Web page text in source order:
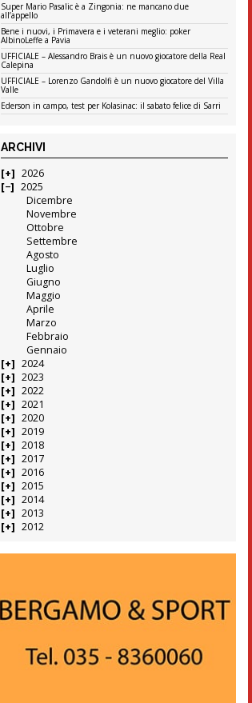
Super Mario Pasalic è a Zingonia: ne mancano due
all’appello
Bene i nuovi, i Primavera e i veterani meglio: poker
AlbinoLeffe a Pavia
UFFICIALE – Alessandro Brais è un nuovo giocatore della Real
Calepina
UFFICIALE – Lorenzo Gandolfi è un nuovo giocatore del Villa
Valle
Ederson in campo, test per Kolasinac: il sabato felice di Sarri
ARCHIVI
2026
2025
Dicembre
Novembre
Ottobre
Settembre
Agosto
Luglio
Giugno
Maggio
Aprile
Marzo
Febbraio
Gennaio
2024
2023
2022
2021
2020
2019
2018
2017
2016
2015
2014
2013
2012